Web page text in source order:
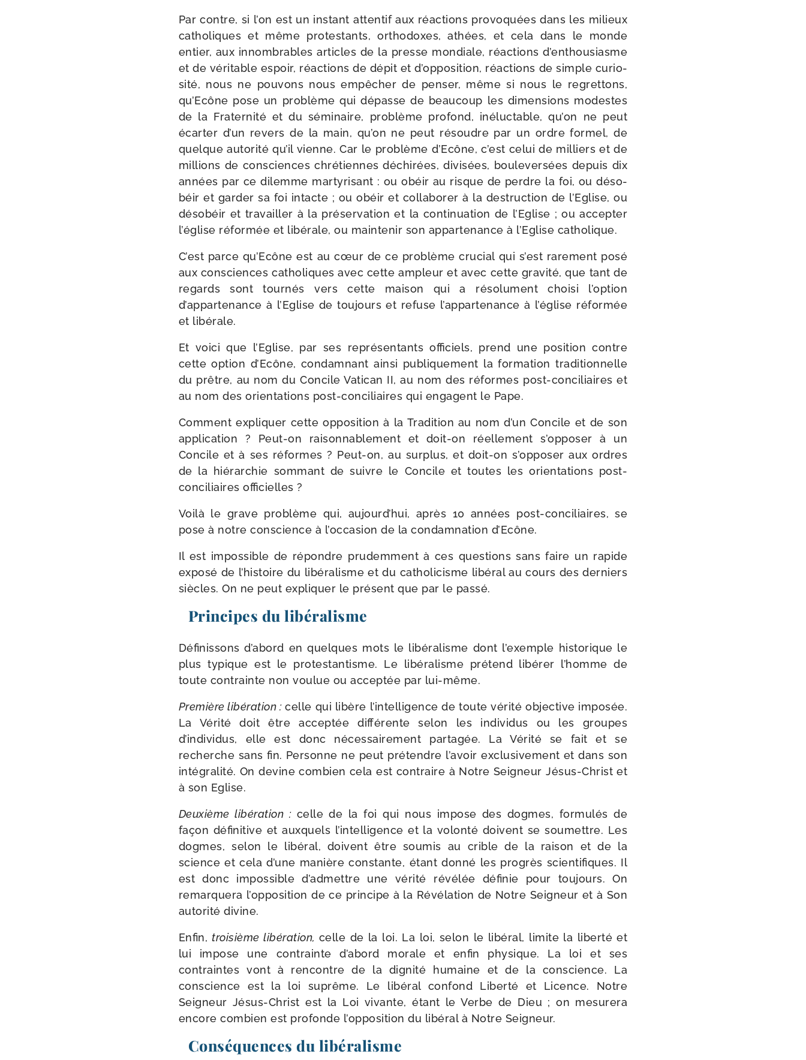
Par contre, si l’on est un ins­tant atten­tif aux réac­tions pro­vo­quées dans les milieux
catho­liques et même pro­tes­tants, ortho­doxes, athées, et cela dans le monde
entier, aux innom­brables articles de la presse mon­diale, réac­tions d’enthousiasme
et de véri­table espoir, réac­tions de dépit et d’opposition, réac­tions de simple curio­
si­té, nous ne pou­vons nous empê­cher de pen­ser, même si nous le regret­tons,
qu’Ecône pose un pro­blème qui dépasse de beau­coup les dimen­sions modestes
de la Fraternité et du sémi­naire, pro­blème pro­fond, iné­luc­table, qu’on ne peut
écar­ter d’un revers de la main, qu’on ne peut résoudre par un ordre for­mel, de
quelque auto­ri­té qu’il vienne. Car le pro­blème d’Ecône, c’est celui de mil­liers et de
mil­lions de consciences chré­tiennes déchi­rées, divi­sées, bou­le­ver­sées depuis dix
années par ce dilemme mar­ty­ri­sant : ou obéir au risque de perdre la foi, ou déso­
béir et gar­der sa foi intacte ; ou obéir et col­la­bo­rer à la des­truc­tion de l’Eglise, ou
déso­béir et tra­vailler à la pré­ser­va­tion et la conti­nua­tion de l’Eglise ; ou accep­ter
l’église réfor­mée et libé­rale, ou main­te­nir son appar­te­nance à l’Eglise catholique.
C’est parce qu’Ecône est au cœur de ce pro­blème cru­cial qui s’est rare­ment posé
aux consciences catho­liques avec cette ampleur et avec cette gra­vi­té, que tant de
regards sont tour­nés vers cette mai­son qui a réso­lu­ment choi­si l’option
d’appartenance à l’Eglise de tou­jours et refuse l’appartenance à l’église réfor­mée
et libérale.
Et voi­ci que l’Eglise, par ses repré­sen­tants offi­ciels, prend une posi­tion contre
cette option d’Ecône, condam­nant ain­si publi­que­ment la for­ma­tion tra­di­tion­nelle
du prêtre, au nom du Concile Vatican II, au nom des réformes post-​conciliaires et
au nom des orien­ta­tions post-​conciliaires qui engagent le Pape.
Comment expli­quer cette oppo­si­tion à la Tradition au nom d’un Concile et de son
appli­ca­tion ? Peut-​on rai­son­na­ble­ment et doit-​on réel­le­ment s’opposer à un
Concile et à ses réformes ? Peut-​on, au sur­plus, et doit-​on s’opposer aux ordres
de la hié­rar­chie som­mant de suivre le Concile et toutes les orien­ta­tions post-​
conciliaires officielles ?
Voilà le grave pro­blème qui, aujourd’hui, après 10 années post-​conciliaires, se
pose à notre conscience à l’occasion de la condam­na­tion d’Ecône.
Il est impos­sible de répondre pru­dem­ment à ces ques­tions sans faire un rapide
expo­sé de l’histoire du libé­ra­lisme et du catho­li­cisme libé­ral au cours des der­niers
siècles. On ne peut expli­quer le pré­sent que par le passé.
Principes du libéralisme
Définissons d’abord en quelques mots le libé­ra­lisme dont l’exemple his­to­rique le
plus typique est le pro­tes­tan­tisme. Le libé­ra­lisme pré­tend libé­rer l’homme de
toute contrainte non vou­lue ou accep­tée par lui-même.
Première libé­ra­tion :celle qui libère l’intelligence de toute véri­té objec­tive impo­sée.
La Vérité doit être accep­tée dif­fé­rente selon les indi­vi­dus ou les groupes
d’individus, elle est donc néces­sai­re­ment par­ta­gée. La Vérité se fait et se
recherche sans fin. Personne ne peut pré­tendre l’avoir exclu­si­ve­ment et dans son
inté­gra­li­té. On devine com­bien cela est contraire à Notre Seigneur Jésus-​Christ et
à son Eglise.
Deuxième libé­ra­tion : celle de la foi qui nous impose des dogmes, for­mu­lés de
façon défi­ni­tive et aux­quels l’intelligence et la volon­té doivent se sou­mettre. Les
dogmes, selon le libé­ral, doivent être sou­mis au crible de la rai­son et de la
science et cela d’une manière constante, étant don­né les pro­grès scien­ti­fiques. Il
est donc impos­sible d’admettre une véri­té révé­lée défi­nie pour tou­jours. On
remar­que­ra l’opposition de ce prin­cipe à la Révélation de Notre Seigneur et à Son
auto­ri­té divine.
Enfin, troi­sième libé­ra­tion, celle de la loi. La loi, selon le libé­ral, limite la liber­té et
lui impose une contrainte d’abord morale et enfin phy­sique. La loi et ses
contraintes vont à ren­contre de la digni­té humaine et de la conscience. La
conscience est la loi suprême. Le libé­ral confond Liberté et Licence. Notre
Seigneur Jésus-​Christ est la Loi vivante, étant le Verbe de Dieu ; on mesu­re­ra
encore com­bien est pro­fonde l’opposition du libé­ral à Notre Seigneur.
Conséquences du libéralisme